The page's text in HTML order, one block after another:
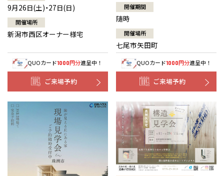
9月26日(土)・27日(日)
開催場所
新潟市西区オーナー様宅
QUOカード1000円分進呈中！
ご来場予約
開催期間
随時
開催場所
七尾市矢田町
QUOカード1000円分進呈中！
ご来場予約